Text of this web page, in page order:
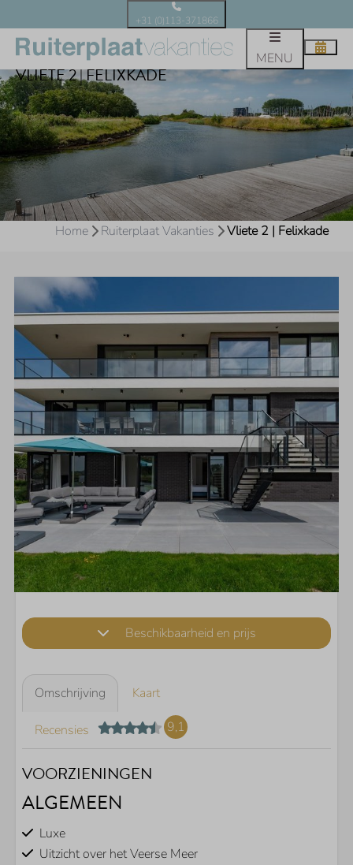
+31 (0)113-371866
MENU
VLIETE 2 | FELIXKADE
Home Ruiterplaat Vakanties Vliete 2 | Felixkade
Beschikbaarheid en prijs
Omschrijving Kaart
Recensies 9,1
VOORZIENINGEN
ALGEMEEN
Luxe
Uitzicht over het Veerse Meer